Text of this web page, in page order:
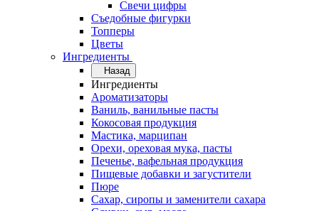
Свечи цифры
Съедобные фигурки
Топперы
Цветы
Ингредиенты
Назад
Ингредиенты
Ароматизаторы
Ваниль, ванильные пасты
Кокосовая продукция
Мастика, марципан
Орехи, ореховая мука, пасты
Печенье, вафельная продукция
Пищевые добавки и загустители
Пюре
Сахар, сиропы и заменители сахара